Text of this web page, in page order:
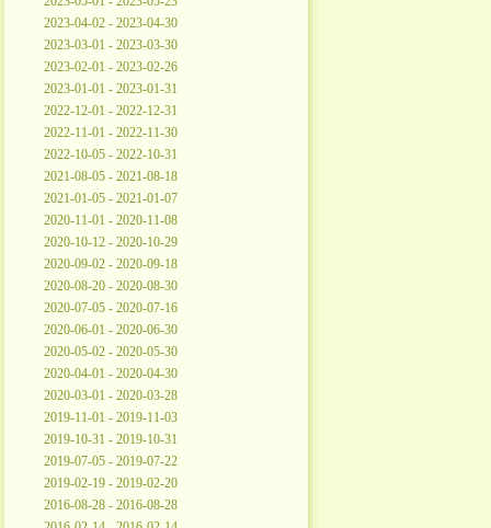
2023-04-02 - 2023-04-30
2023-03-01 - 2023-03-30
2023-02-01 - 2023-02-26
2023-01-01 - 2023-01-31
2022-12-01 - 2022-12-31
2022-11-01 - 2022-11-30
2022-10-05 - 2022-10-31
2021-08-05 - 2021-08-18
2021-01-05 - 2021-01-07
2020-11-01 - 2020-11-08
2020-10-12 - 2020-10-29
2020-09-02 - 2020-09-18
2020-08-20 - 2020-08-30
2020-07-05 - 2020-07-16
2020-06-01 - 2020-06-30
2020-05-02 - 2020-05-30
2020-04-01 - 2020-04-30
2020-03-01 - 2020-03-28
2019-11-01 - 2019-11-03
2019-10-31 - 2019-10-31
2019-07-05 - 2019-07-22
2019-02-19 - 2019-02-20
2016-08-28 - 2016-08-28